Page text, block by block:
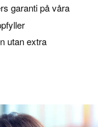
garanti på våra
utan extra